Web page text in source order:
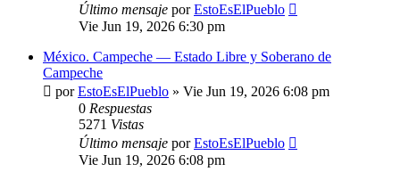
Último mensaje porEstoEsElPueblo
Vie Jun 19, 2026 6:30 pm
México. Campeche — Estado Libre y Soberano de
Campeche
porEstoEsElPueblo » Vie Jun 19, 2026 6:08 pm
0 Respuestas
5271 Vistas
Último mensaje porEstoEsElPueblo
Vie Jun 19, 2026 6:08 pm